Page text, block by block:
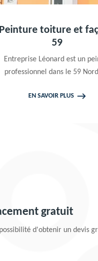
Peinture toiture et
59
Entreprise Léonard est un
professionnel dans le 59
chez vous pour prendre en
EN SAVOIR PLUS
gratuit
d'obtenir un devis